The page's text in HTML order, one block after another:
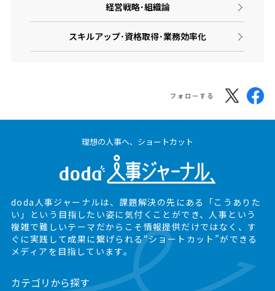
経営戦略･組織論
スキルアップ･資格取得･業務効率化
フォローする
理想の人事へ、ショートカット
doda人事ジャーナルは、課題解決の先にある
「こうありた
い」という目指したい姿に気付くことができ、人事という
複雑で難しいテーマだからこそ情報提供だけではなく、 す
ぐに実践して成果に繋げられる“ショートカット”ができる
メディアを目指しています。
カテゴリから探す